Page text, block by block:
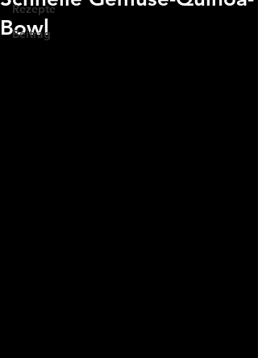
Rezepte
Beitrag
Bowl